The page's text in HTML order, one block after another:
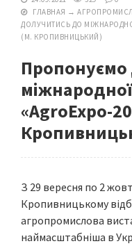
ГЛАВНАЯ →
ДОЛУЧИТИСЬ ДО МІЖНАРОДНОЇ
(М. КРОПИВНИЦЬКИЙ)
Пропонуємо
«AgroExpo-
З 29 вересня по 2
Кропивницькому
агропромислова
наймасштабніша в